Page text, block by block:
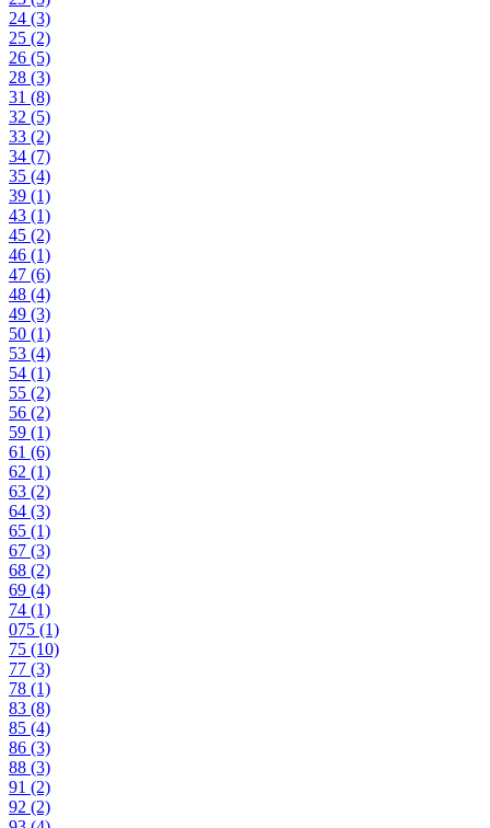
24 (3)
25 (2)
26 (5)
28 (3)
31 (8)
32 (5)
33 (2)
34 (7)
35 (4)
39 (1)
43 (1)
45 (2)
46 (1)
47 (6)
48 (4)
49 (3)
50 (1)
53 (4)
54 (1)
55 (2)
56 (2)
59 (1)
61 (6)
62 (1)
63 (2)
64 (3)
65 (1)
67 (3)
68 (2)
69 (4)
74 (1)
075 (1)
75 (10)
77 (3)
78 (1)
83 (8)
85 (4)
86 (3)
88 (3)
91 (2)
92 (2)